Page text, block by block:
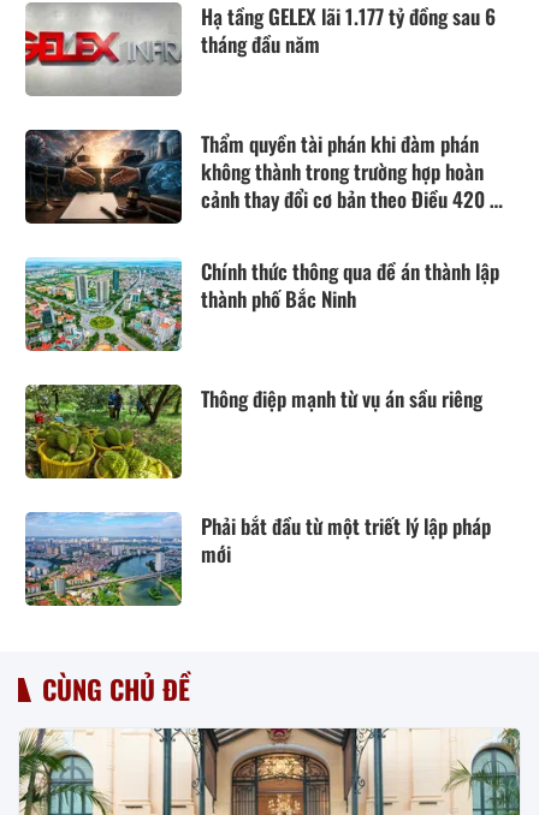
Hạ tầng GELEX lãi 1.177 tỷ đồng sau 6
tháng đầu năm
Thẩm quyền tài phán khi đàm phán
không thành trong trường hợp hoàn
cảnh thay đổi cơ bản theo Điều 420 Bộ
Chính thức thông qua đề án thành lập
thành phố Bắc Ninh
Thông điệp mạnh từ vụ án sầu riêng
Phải bắt đầu từ một triết lý lập pháp
mới
CÙNG CHỦ ĐỀ